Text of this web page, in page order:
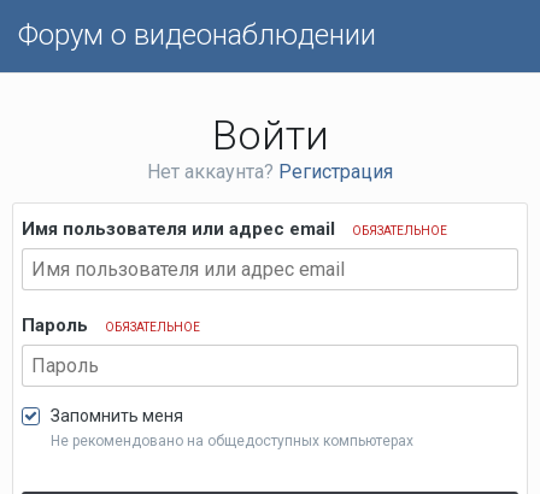
Форум о видеонаблюдении
Войти
Нет аккаунта? Регистрация
Имя пользователя или адрес email ОБЯЗАТЕЛЬНОЕ
Пароль ОБЯЗАТЕЛЬНОЕ
Запомнить меня
Не рекомендовано на общедоступных компьютерах